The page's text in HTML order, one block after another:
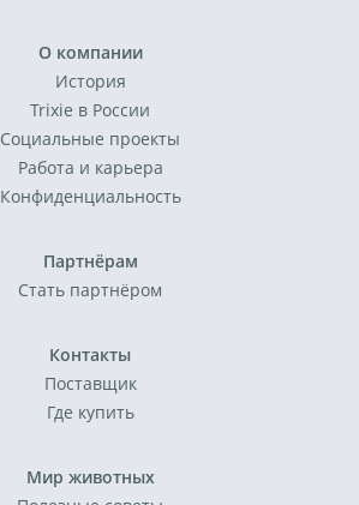
О компании
История
Trixie в России
Социальные проекты
Работа и карьера
Конфиденциальность
Партнёрам
Стать партнёром
Контакты
Поставщик
Где купить
Мир животных